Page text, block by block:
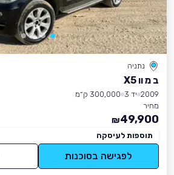
נתניה
ב מ וו X5
2009 יד 3
300,000 ק״מ
מחיר
49,900
₪
תוספות לעיסקה
לפגישה בסוכנות